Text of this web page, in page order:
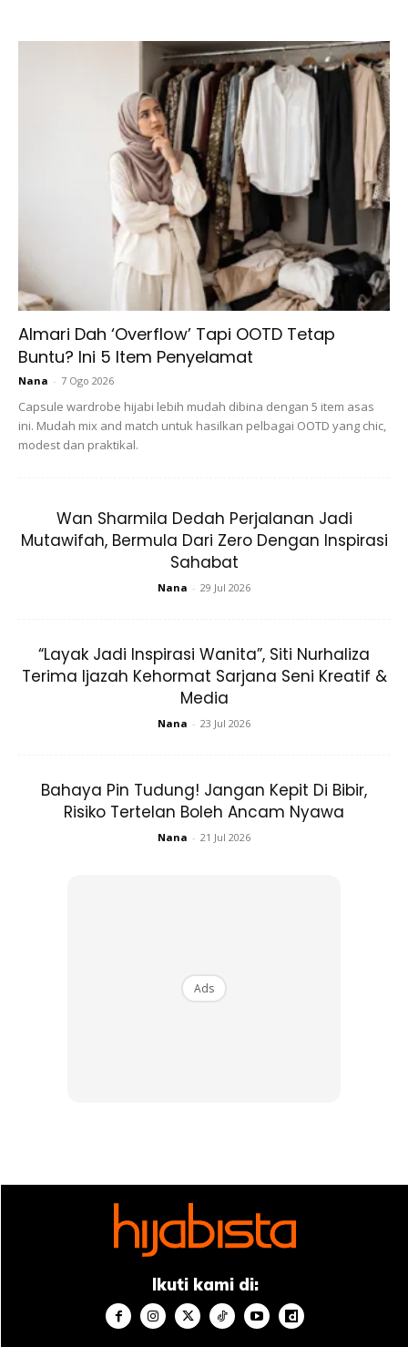
Ads
Ezuwan Ismail dan Zaimi Zulkafli.
Almari Dah ‘Overflow’ Tapi OOTD Tetap
Buntu? Ini 5 Item Penyelamat
Nana - 7 Ogo 2026
Capsule wardrobe hijabi lebih mudah dibina dengan 5 item asas
ini. Mudah mix and match untuk hasilkan pelbagai OOTD yang chic,
modest dan praktikal.
Wan Sharmila Dedah Perjalanan Jadi
Mutawifah, Bermula Dari Zero Dengan Inspirasi
Sahabat
Nana - 29 Jul 2026
“Layak Jadi Inspirasi Wanita”, Siti Nurhaliza
Terima Ijazah Kehormat Sarjana Seni Kreatif &
Media
Nana - 23 Jul 2026
Bahaya Pin Tudung! Jangan Kepit Di Bibir,
Risiko Tertelan Boleh Ancam Nyawa
Nana - 21 Jul 2026
Ads
Ikuti kami di: